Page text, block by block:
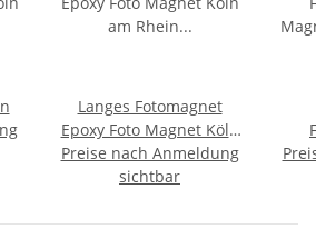
Langes Fotomagnet
Epoxy Foto Magnet Köln
am Rhein Cologne
Germany Deutschland
Preise nach Anmeldung
sichtbar